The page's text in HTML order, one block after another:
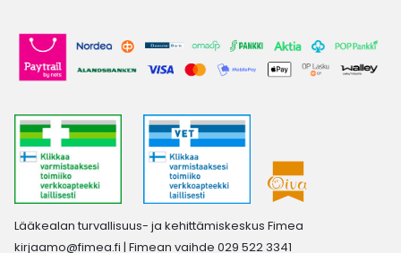
Lääkealan turvallisuus- ja kehittämiskeskus Fimea
kirjaamo@fimea.fi | Fimean vaihde 029 522 3341